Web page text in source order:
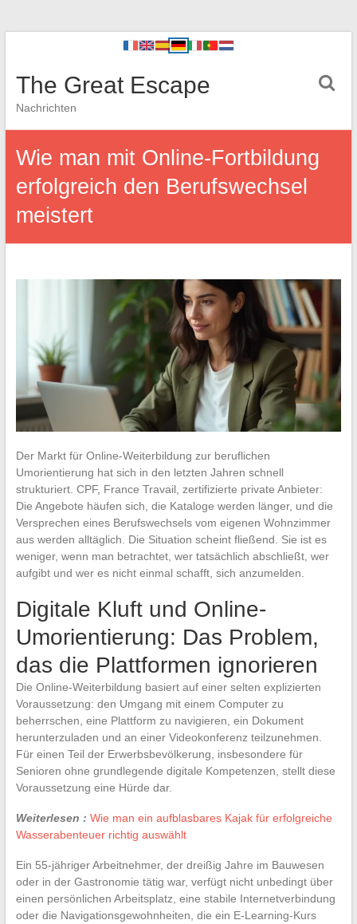
The Great Escape
Nachrichten
Wie man mit Online-Fortbildung
erfolgreich den Berufswechsel
meistert
Der Markt für Online-Weiterbildung zur beruflichen
Umorientierung hat sich in den letzten Jahren schnell
strukturiert. CPF, France Travail, zertifizierte private Anbieter:
Die Angebote häufen sich, die Kataloge werden länger, und die
Versprechen eines Berufswechsels vom eigenen Wohnzimmer
aus werden alltäglich. Die Situation scheint fließend. Sie ist es
weniger, wenn man betrachtet, wer tatsächlich abschließt, wer
aufgibt und wer es nicht einmal schafft, sich anzumelden.
Digitale Kluft und Online-
Umorientierung: Das Problem,
das die Plattformen ignorieren
Die Online-Weiterbildung basiert auf einer selten explizierten
Voraussetzung: den Umgang mit einem Computer zu
beherrschen, eine Plattform zu navigieren, ein Dokument
herunterzuladen und an einer Videokonferenz teilzunehmen.
Für einen Teil der Erwerbsbevölkerung, insbesondere für
Senioren ohne grundlegende digitale Kompetenzen, stellt diese
Voraussetzung eine Hürde dar.
Weiterlesen : Wie man ein aufblasbares Kajak für erfolgreiche
Wasserabenteuer richtig auswählt
Ein 55-jähriger Arbeitnehmer, der dreißig Jahre im Bauwesen
oder in der Gastronomie tätig war, verfügt nicht unbedingt über
einen persönlichen Arbeitsplatz, eine stabile Internetverbindung
oder die Navigationsgewohnheiten, die ein E-Learning-Kurs